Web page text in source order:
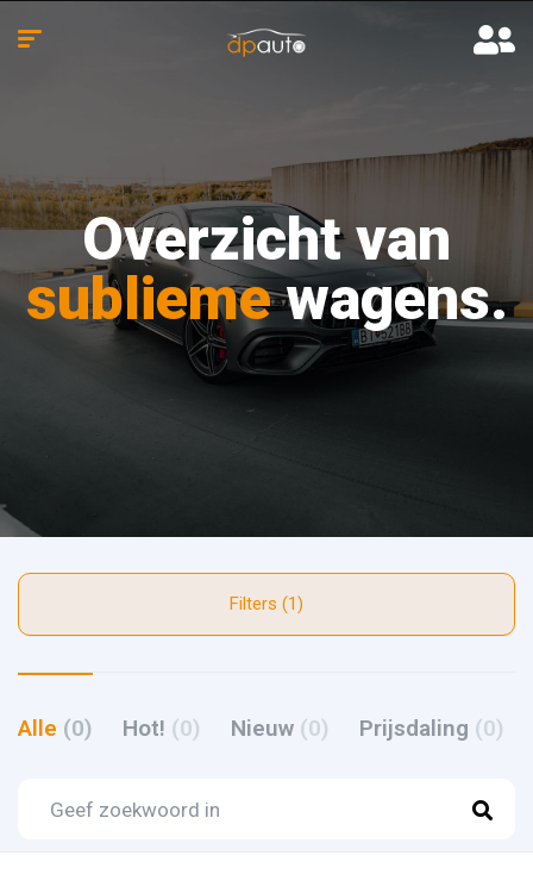
Overzicht van
subliemewagens.
Filters (1)
Alle (0) Hot! (0) Nieuw (0) Prijsdaling (0)